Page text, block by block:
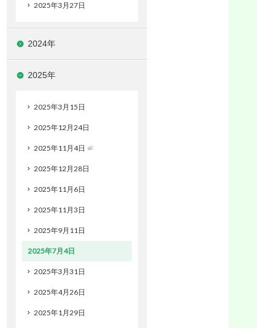
2025年3月27日
2024年
2025年
2025年3月15日
2025年12月24日
2025年11月4日
2025年12月28日
2025年11月6日
2025年11月3日
2025年9月11日
2025年7月4日
2025年3月31日
2025年4月26日
2025年1月29日